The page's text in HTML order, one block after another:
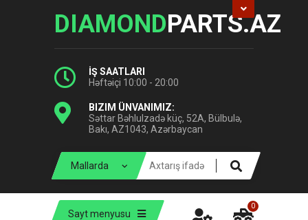
DIAMONDPARTS.AZ
İŞ SAATLARI
Həftəiçi 10:00 - 20:00
BIZIM ÜNVANIMIZ:
Səttar Bəhlulzadə küç, 52A, Bülbulə,
Bakı, AZ1043, Azərbaycan
Sayt menyusu
0